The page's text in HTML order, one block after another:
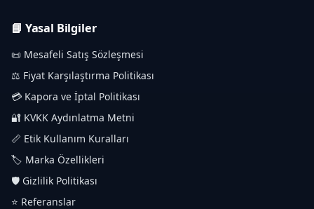
📘 Yasal Bilgiler
📜 Mesafeli Satış Sözleşmesi
⚖️ Fiyat Karşılaştırma Politikası
💳 Kapora ve İptal Politikası
🔐 KVKK Aydınlatma Metni
📏 Etik Kullanım Kuralları
🏷️ Marka Özellikleri
🛡️ Gizlilik Politikası
⭐ Referanslar